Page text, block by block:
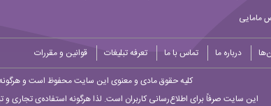
درباره ما تماس با ما تعرفه تبلیغات قوانین و مقررات
کلیه حقوق مادی و معنوی این سایت محفوظ است و هرگونه
این سایت صرفاً برای اطلاع‌رسانی کاربران است. لذا هرگونه استفاده‌ی تجاری و